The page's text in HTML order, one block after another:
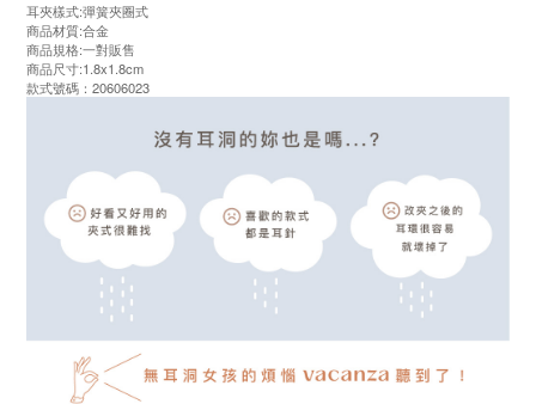
耳夾樣式:彈簧夾圈式
商品材質:合金
商品規格:一對販售
商品尺寸:1.8x1.8cm
款式號碼：20606023